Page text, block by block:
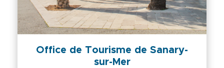
Office de Tourisme de Sanary-
sur-Mer